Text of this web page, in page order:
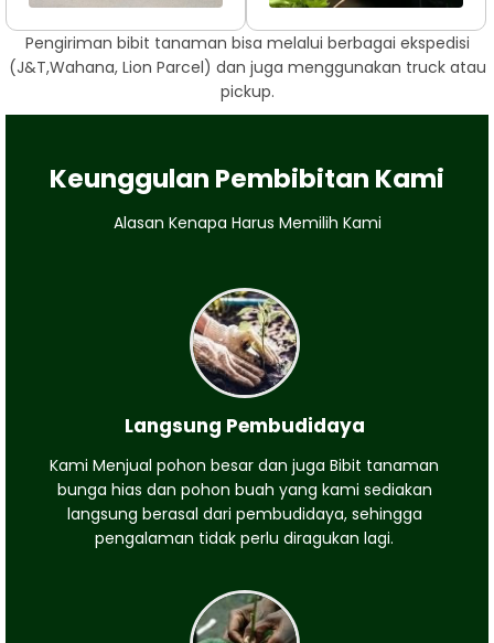
Pengiriman bibit tanaman bisa melalui berbagai ekspedisi
(J&T,Wahana, Lion Parcel) dan juga menggunakan truck atau
pickup.
Keunggulan Pembibitan Kami
Alasan Kenapa Harus Memilih Kami
Langsung Pembudidaya
Kami Menjual pohon besar dan juga Bibit tanaman
bunga hias dan pohon buah yang kami sediakan
langsung berasal dari pembudidaya, sehingga
pengalaman tidak perlu diragukan lagi.